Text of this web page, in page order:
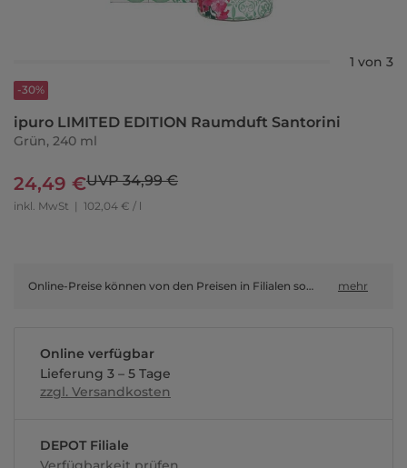
1 von 3
-30%
ipuro LIMITED EDITION Raumduft Santorini
Grün, 240 ml
24,49 €UVP 34,99 €
inkl. MwSt | 102,04 € / l
Online-Preise können von den Preisen in Filialen sowie Shop-in-Shop-Flächen abweichen. mehr
Online verfügbar
Lieferung 3 – 5 Tage
zzgl. Versandkosten
DEPOT Filiale